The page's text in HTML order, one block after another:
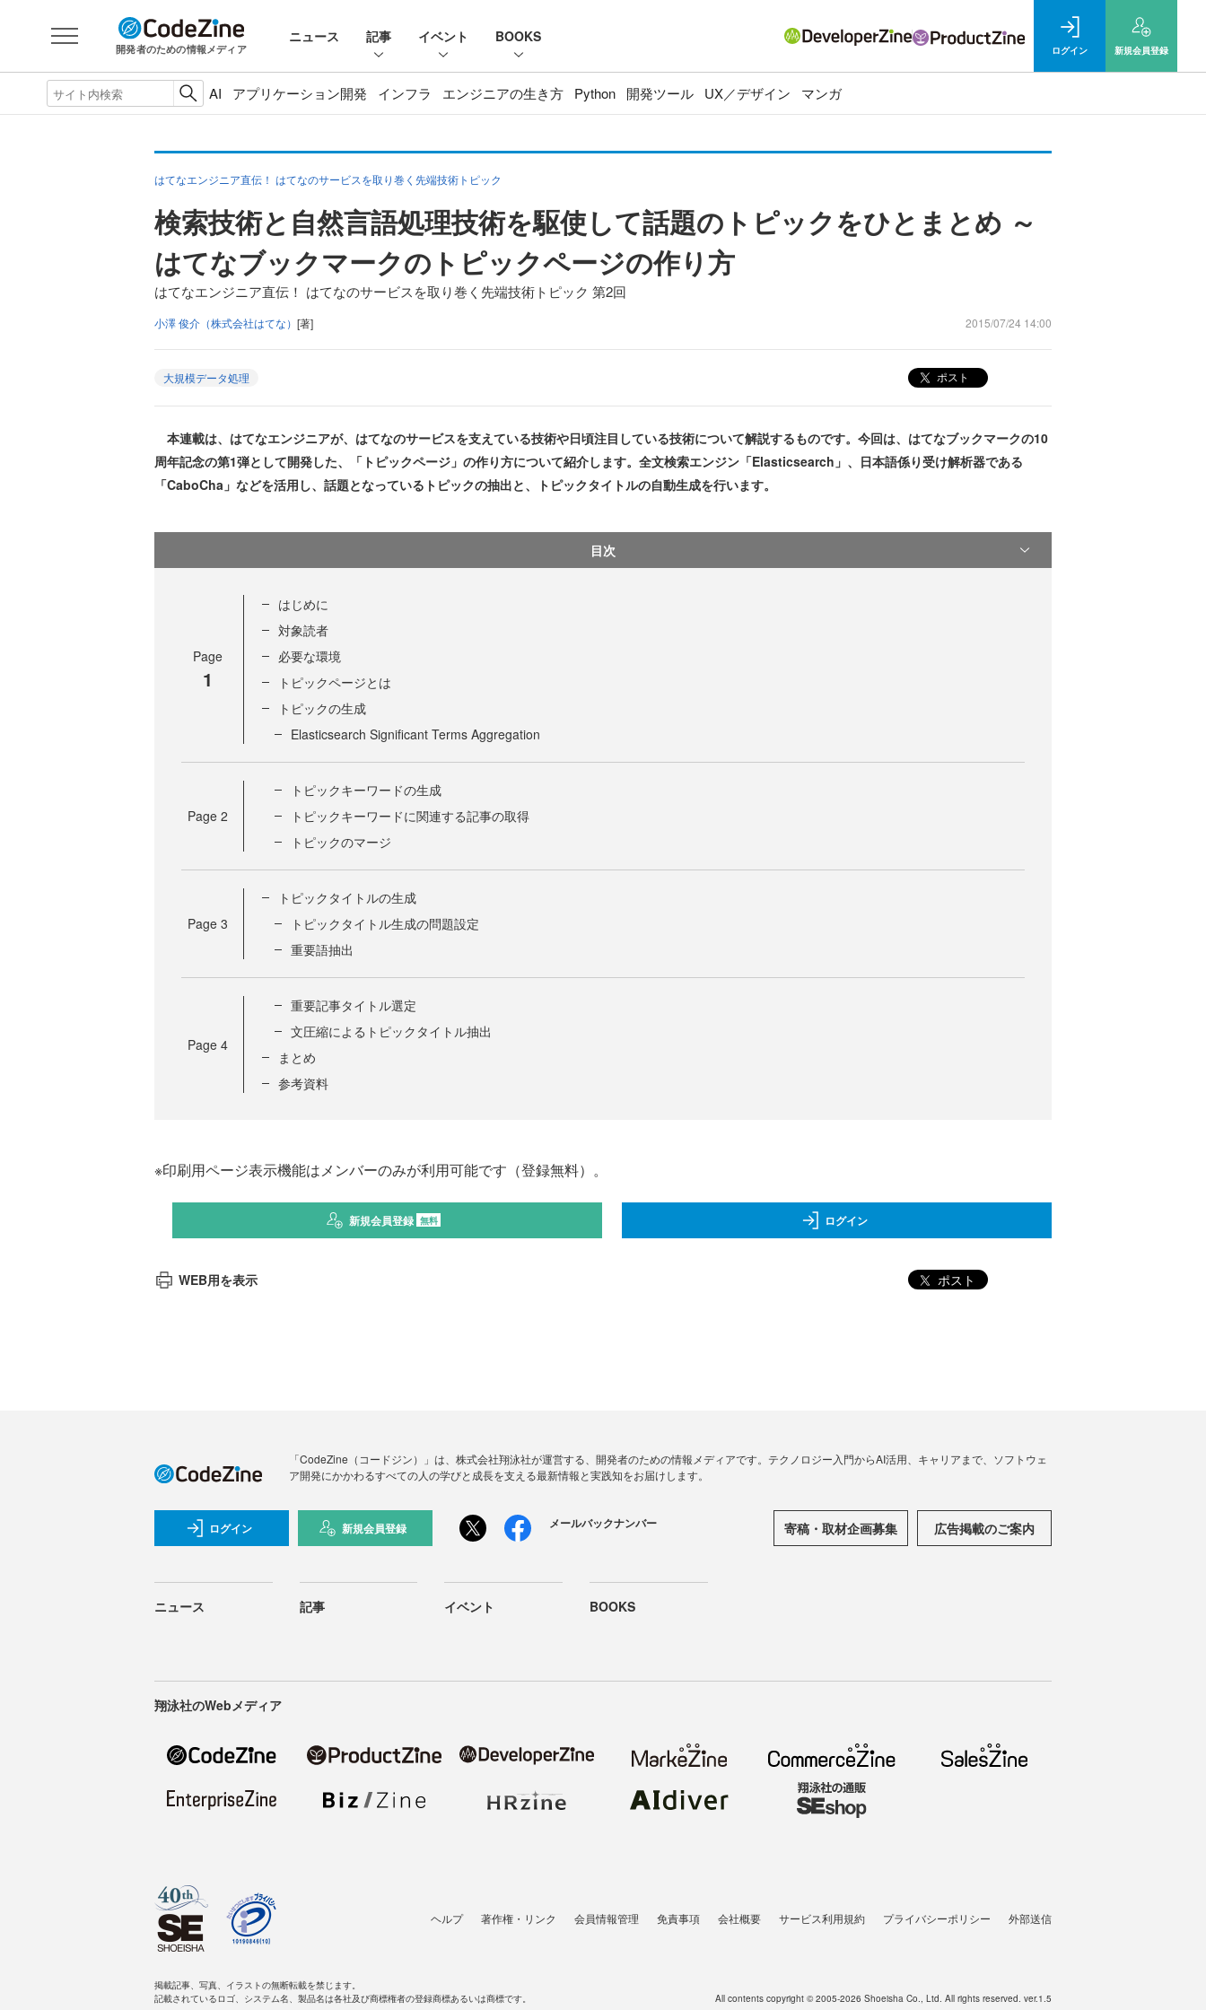
開発者のための情報メディア
ニュース 記事 イベント BOOKS
ログイン 新規会員登録
AI アプリケーション開発 インフラ エンジニアの生き方 Python 開発ツール UX／デザイン マンガ
はてなエンジニア直伝！ はてなのサービスを取り巻く先端技術トピック
検索技術と自然言語処理技術を駆使して話題のトピックをひとまとめ ～
はてなブックマークのトピックページの作り方
はてなエンジニア直伝！ はてなのサービスを取り巻く先端技術トピック 第2回
小澤 俊介（株式会社はてな） [著] 2015/07/24 14:00
大規模データ処理 ポスト
本連載は、はてなエンジニアが、はてなのサービスを支えている技術や日頃注目している技術について解説するものです。今回は、はてなブックマークの10
周年記念の第1弾として開発した、「トピックページ」の作り方について紹介します。全文検索エンジン「Elasticsearch」、日本語係り受け解析器である
「CaboCha」などを活用し、話題となっているトピックの抽出と、トピックタイトルの自動生成を行います。
目次
Page
1
はじめに
対象読者
必要な環境
トピックページとは
トピックの生成
Elasticsearch Significant Terms Aggregation
Page 2
トピックキーワードの生成
トピックキーワードに関連する記事の取得
トピックのマージ
Page 3
トピックタイトルの生成
トピックタイトル生成の問題設定
重要語抽出
Page 4
重要記事タイトル選定
文圧縮によるトピックタイトル抽出
まとめ
参考資料
※印刷用ページ表示機能はメンバーのみが利用可能です（登録無料）。
新規会員登録 無料 ログイン
WEB用を表示 ポスト
「CodeZine（コードジン）」は、株式会社翔泳社が運営する、開発者のための情報メディアです。テクノロジー入門からAI活用、キャリアまで、ソフトウェ
ア開発にかかわるすべての人の学びと成長を支える最新情報と実践知をお届けします。
ログイン 新規会員登録 メールバックナンバー 寄稿・取材企画募集 広告掲載のご案内
ニュース 記事 イベント BOOKS
翔泳社のWebメディア
ヘルプ 著作権・リンク 会員情報管理 免責事項 会社概要 サービス利用規約 プライバシーポリシー 外部送信
掲載記事、写真、イラストの無断転載を禁じます。
記載されているロゴ、システム名、製品名は各社及び商標権者の登録商標あるいは商標です。
All contents copyright © 2005-2026 Shoeisha Co., Ltd. All rights reserved. ver.1.5